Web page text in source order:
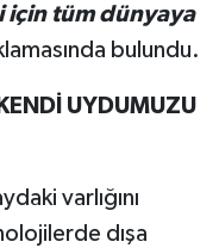
için tüm dünyaya
bulundu.
UYDUMUZU
varlığını
dışa